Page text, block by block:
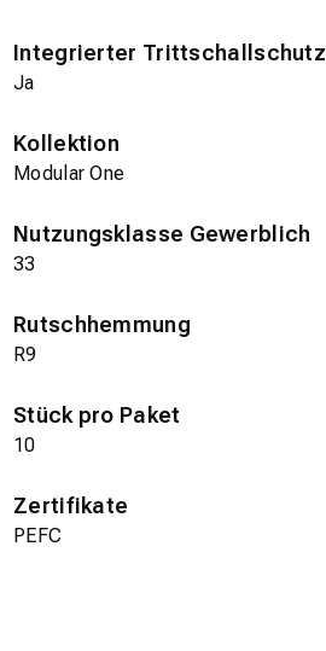
Integrierter Trittschallschutz
Ja
Kollektion
Modular One
Nutzungsklasse Gewerblich
33
Rutschhemmung
R9
Stück pro Paket
10
Zertifikate
PEFC